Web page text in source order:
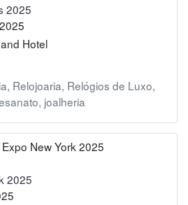
2025
Hotel
, Relojoaria, Relógios de Luxo,
, joalheria
2025